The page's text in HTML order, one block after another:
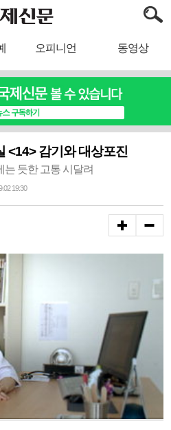
오피니언 동영상
<14> 감기와 대상포진
는 듯한 고통 시달려
19:30